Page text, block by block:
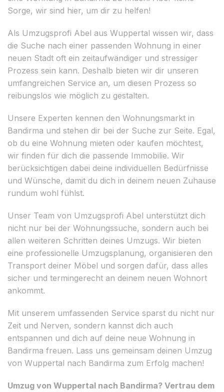
Sorge, wir sind hier, um dir zu helfen!
Als Umzugsprofi Abel aus Wuppertal wissen wir, dass
die Suche nach einer passenden Wohnung in einer
neuen Stadt oft ein zeitaufwändiger und stressiger
Prozess sein kann. Deshalb bieten wir dir unseren
umfangreichen Service an, um diesen Prozess so
reibungslos wie möglich zu gestalten.
Unsere Experten kennen den Wohnungsmarkt in
Bandirma und stehen dir bei der Suche zur Seite. Egal,
ob du eine Wohnung mieten oder kaufen möchtest,
wir finden für dich die passende Immobilie. Wir
berücksichtigen dabei deine individuellen Bedürfnisse
und Wünsche, damit du dich in deinem neuen Zuhause
rundum wohl fühlst.
Unser Team von Umzugsprofi Abel unterstützt dich
nicht nur bei der Wohnungssuche, sondern auch bei
allen weiteren Schritten deines Umzugs. Wir bieten
eine professionelle Umzugsplanung, organisieren den
Transport deiner Möbel und sorgen dafür, dass alles
sicher und termingerecht an deinem neuen Wohnort
ankommt.
Mit unserem umfassenden Service sparst du nicht nur
Zeit und Nerven, sondern kannst dich auch
entspannen und dich auf deine neue Wohnung in
Bandirma freuen. Lass uns gemeinsam deinen Umzug
von Wuppertal nach Bandirma zum Erfolg machen!
Umzug von Wuppertal nach Bandirma? Vertrau dem